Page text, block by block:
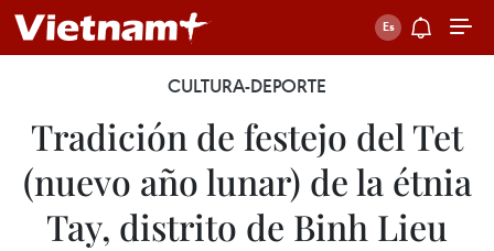
CULTURA-DEPORTE
Tradición de festejo del Tet
(nuevo año lunar) de la étnia
Tay, distrito de Binh Lieu